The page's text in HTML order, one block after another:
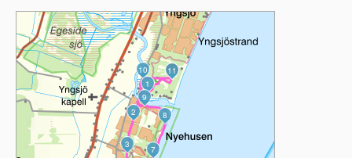
S
M
8
2
10
1
3 7
9
11